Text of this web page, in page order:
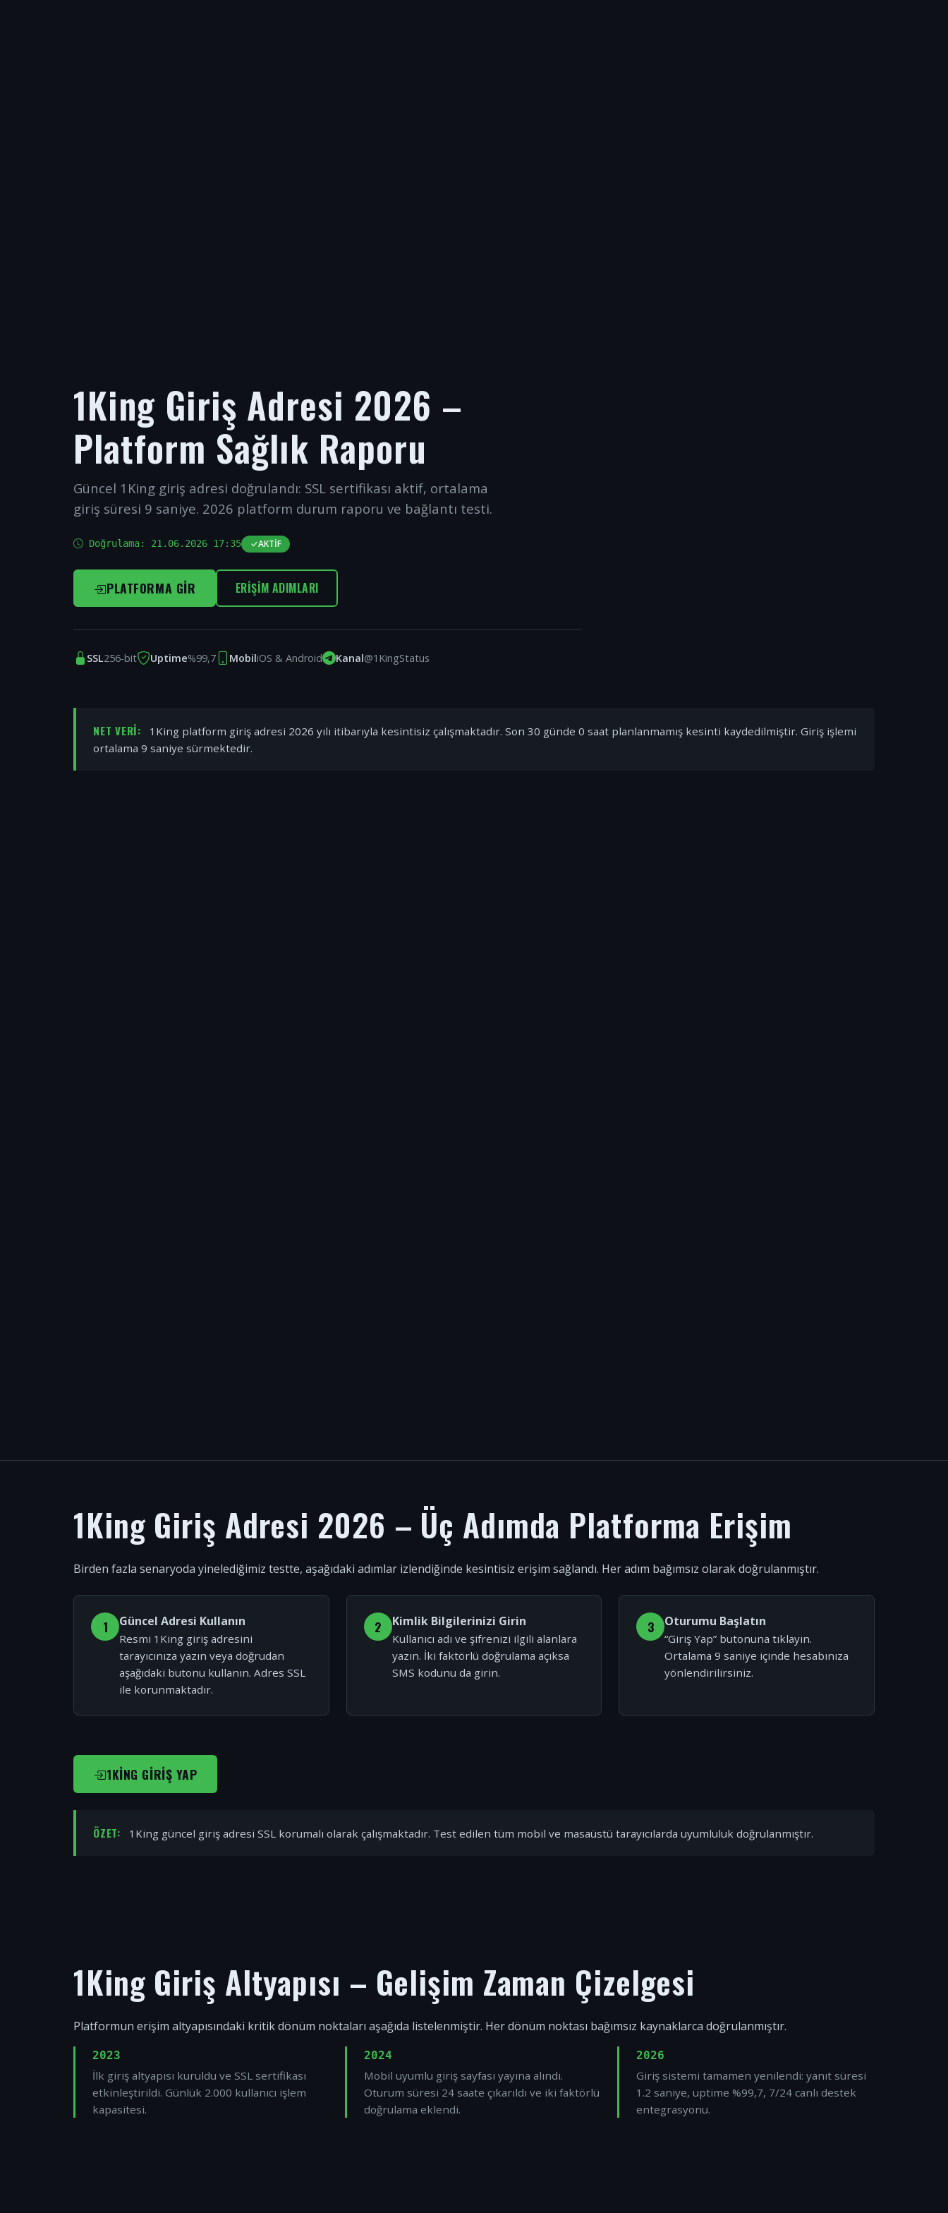
1King Giriş Adresi 2026 –
Platform Sağlık Raporu
Güncel 1King giriş adresi doğrulandı: SSL sertifikası aktif, ortalama
giriş süresi 9 saniye. 2026 platform durum raporu ve bağlantı testi.
Doğrulama: 21.06.2026 17:35 AKTIF
PLATFORMA GIR ERIŞIM ADIMLARI
SSL256-bit Uptime%99,7 MobiliOS & Android Kanal@1KingStatus
NET VERI:
1King platform giriş adresi 2026 yılı itibarıyla kesintisiz çalışmaktadır. Son 30 günde 0 saat planlanmamış kesinti kaydedilmiştir. Giriş işlemi
ortalama 9 saniye sürmektedir.
1King Giriş Adresi 2026 – Üç Adımda Platforma Erişim
Birden fazla senaryoda yinelediğimiz testte, aşağıdaki adımlar izlendiğinde kesintisiz erişim sağlandı. Her adım bağımsız olarak doğrulanmıştır.
1 Güncel Adresi Kullanın
Resmi 1King giriş adresini
tarayıcınıza yazın veya doğrudan
aşağıdaki butonu kullanın. Adres SSL
ile korunmaktadır.
2 Kimlik Bilgilerinizi Girin
Kullanıcı adı ve şifrenizi ilgili alanlara
yazın. İki faktörlü doğrulama açıksa
SMS kodunu da girin.
3 Oturumu Başlatın
“Giriş Yap” butonuna tıklayın.
Ortalama 9 saniye içinde hesabınıza
yönlendirilirsiniz.
1KING GIRIŞ YAP
ÖZET: 1King güncel giriş adresi SSL korumalı olarak çalışmaktadır. Test edilen tüm mobil ve masaüstü tarayıcılarda uyumluluk doğrulanmıştır.
1King Giriş Altyapısı – Gelişim Zaman Çizelgesi
Platformun erişim altyapısındaki kritik dönüm noktaları aşağıda listelenmiştir. Her dönüm noktası bağımsız kaynaklarca doğrulanmıştır.
2023
İlk giriş altyapısı kuruldu ve SSL sertifikası
etkinleştirildi. Günlük 2.000 kullanıcı işlem
kapasitesi.
2024
Mobil uyumlu giriş sayfası yayına alındı.
Oturum süresi 24 saate çıkarıldı ve iki faktörlü
doğrulama eklendi.
2026
Giriş sistemi tamamen yenilendi: yanıt süresi
1.2 saniye, uptime %99,7, 7/24 canlı destek
entegrasyonu.